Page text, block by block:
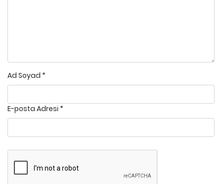
Ad Soyad *
E-posta Adresi *